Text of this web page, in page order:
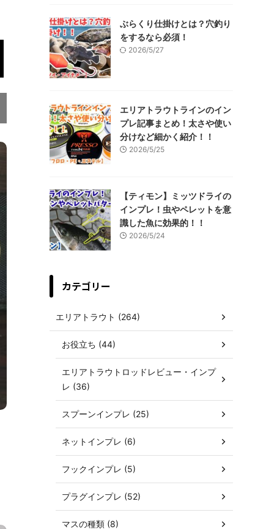
ぶらくり仕掛けとは？穴釣り
をするなら必須！
2026/5/27
エリアトラウトラインのイン
プレ記事まとめ！太さや使い
分けなど細かく紹介！！
2026/5/25
【ティモン】ミッツドライの
インプレ！虫やペレットを意
識した魚に効果的！！
2026/5/24
カテゴリー
エリアトラウト (264)
お役立ち (44)
エリアトラウトロッドレビュー・インプ
レ (36)
スプーンインプレ (25)
ネットインプレ (6)
フックインプレ (5)
プラグインプレ (52)
マスの種類 (8)